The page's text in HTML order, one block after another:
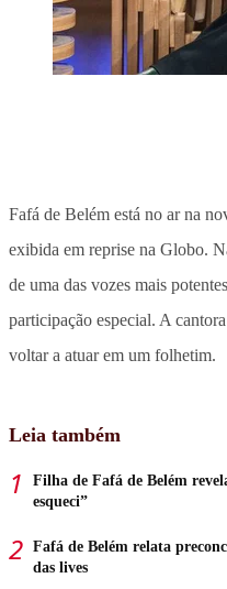
Fafá de Belém está no ar na
exibida em reprise na Globo.
de uma das vozes mais
participação especial. A
voltar a atuar em um folhetim.
Leia também
Filha de Fafá de Belém
esqueci”
Fafá de Belém relata
das lives